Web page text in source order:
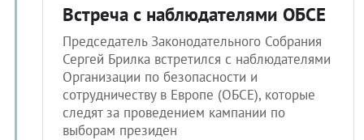
Встреча с наблюдателями ОБСЕ
Председатель Законодательного Собрания
Сергей Брилка встретился с наблюдателями
Организации по безопасности и
сотрудничеству в Европе (ОБСЕ), которые
следят за проведением кампании по
выборам президен